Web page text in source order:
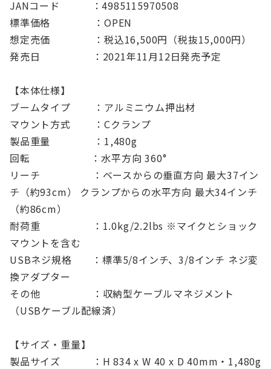
JANコード ：4985115970508
標準価格 ：OPEN
想定売価 ：税込16,500円（税抜15,000円）
発売日 ：2021年11月12日発売予定
【本体仕様】
ブームタイプ ：アルミニウム押出材
マウント方式 ：Cクランプ
製品重量 ：1,480g
回転 ：水平方向 360°
リーチ ：ベースからの垂直方向 最大37イン
チ（約93cm） クランプからの水平方向 最大34インチ
（約86cm）
耐荷重 ：1.0kg/2.2lbs ※マイクとショック
マウントを含む
USBネジ規格 ：標準5/8インチ、3/8インチ ネジ変
換アダプター
その他 ：収納型ケーブルマネジメント
（USBケーブル配線済）
【サイズ・重量】
製品サイズ ：H 834 x W 40 x D 40mm・1,480g